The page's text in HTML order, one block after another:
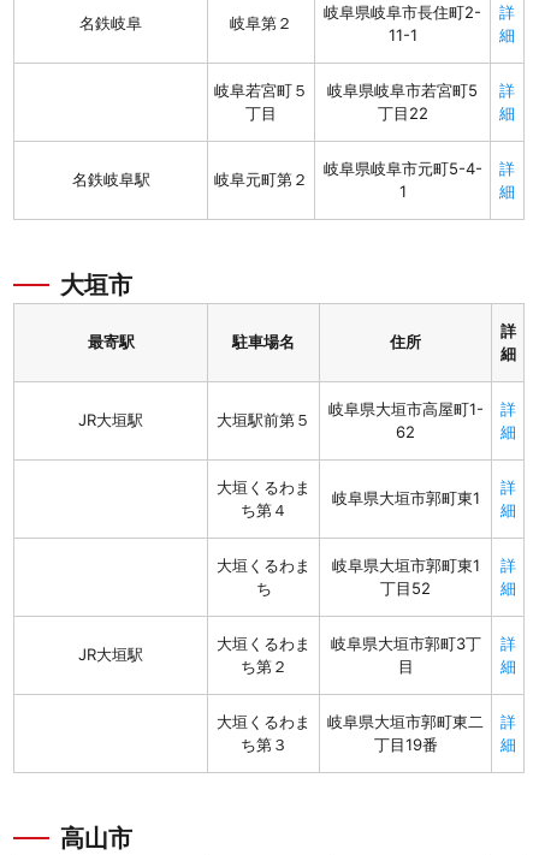
名鉄岐阜 岐阜第２
岐阜県岐阜市長住町2-
11-1
詳
細
岐阜若宮町５
丁目
岐阜県岐阜市若宮町5
丁目22
詳
細
名鉄岐阜駅 岐阜元町第２
岐阜県岐阜市元町5-4-
1
詳
細
大垣市
最寄駅 駐車場名 住所
詳
細
JR大垣駅 大垣駅前第５
岐阜県大垣市高屋町1-
62
詳
細
大垣くるわま
ち第４
岐阜県大垣市郭町東1
詳
細
大垣くるわま
ち
岐阜県大垣市郭町東1
丁目52
詳
細
JR大垣駅
大垣くるわま
ち第２
岐阜県大垣市郭町3丁
目
詳
細
大垣くるわま
ち第３
岐阜県大垣市郭町東二
丁目19番
詳
細
高山市